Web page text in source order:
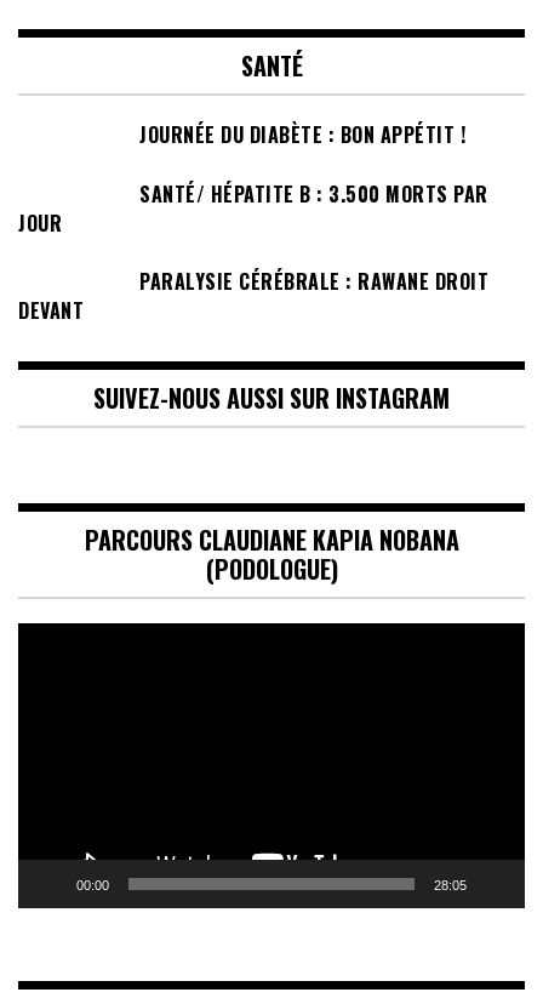
SANTÉ
JOURNÉE DU DIABÈTE : BON APPÉTIT !
SANTÉ/ HÉPATITE B : 3.500 MORTS PAR
JOUR
PARALYSIE CÉRÉBRALE : RAWANE DROIT
DEVANT
SUIVEZ-NOUS AUSSI SUR INSTAGRAM
PARCOURS CLAUDIANE KAPIA NOBANA
(PODOLOGUE)
00:00 28:05